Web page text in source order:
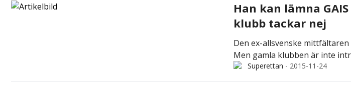
Han kan lämna
klubb tackar nej
Den ex-allsvenske
Men gamla klubben är inte
Superettan - 2015-11-24